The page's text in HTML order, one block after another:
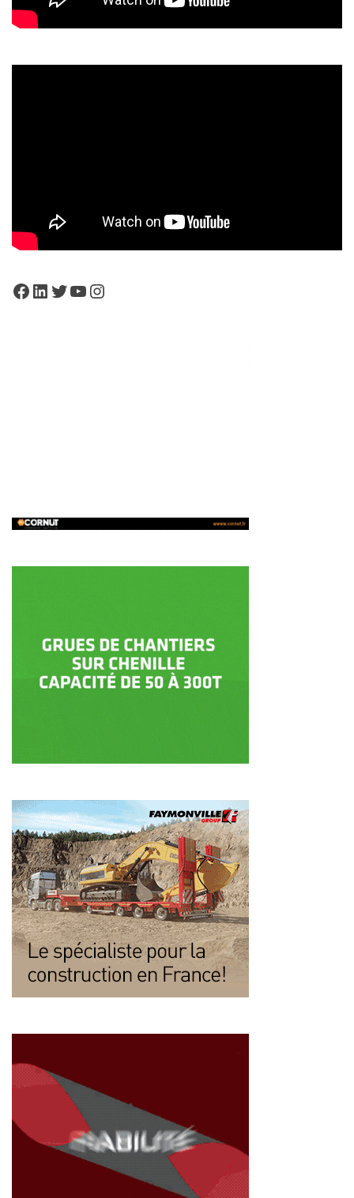
Facebook
LinkedIn
Twitter
YouTube
Instagram